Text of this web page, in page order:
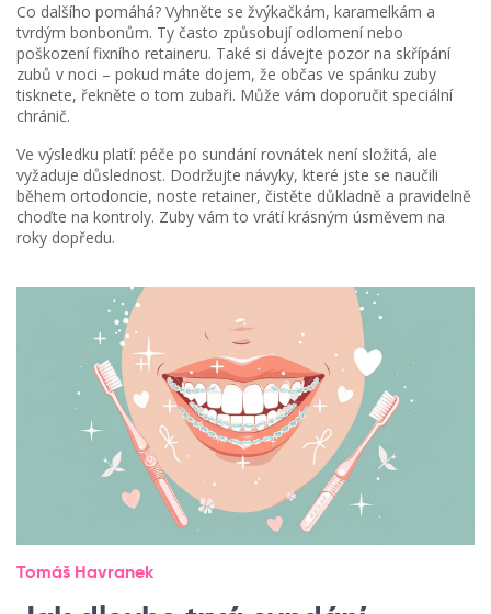
Co dalšího pomáhá? Vyhněte se žvýkačkám, karamelkám a
tvrdým bonbonům. Ty často způsobují odlomení nebo
poškození fixního retaineru. Také si dávejte pozor na skřípání
zubů v noci – pokud máte dojem, že občas ve spánku zuby
tisknete, řekněte o tom zubaři. Může vám doporučit speciální
chránič.
Ve výsledku platí: péče po sundání rovnátek není složitá, ale
vyžaduje důslednost. Dodržujte návyky, které jste se naučili
během ortodoncie, noste retainer, čistěte důkladně a pravidelně
choďte na kontroly. Zuby vám to vrátí krásným úsměvem na
roky dopředu.
Tomáš Havranek